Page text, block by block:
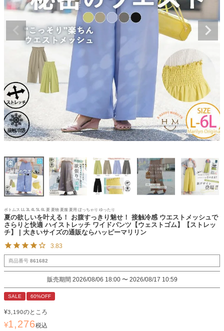
ボトムス LL 3L 4L 5L 6L 夏 夏物 夏服 夏用 ぽっちゃり ゆったり
夏の欲しいを叶える！ お腹すっきり魅せ！ 接触冷感 ウエストメッシュで
さらりと快適 ハイストレッチ ワイドパンツ【ウェストゴム】【ストレッ
チ】 | 大きいサイズの通販ならハッピーマリリン
3.83
商品番号 861682
販売期間 2026/08/06 18:00 〜 2026/08/17 10:59
SALE 60%OFF
¥3,190のところ
¥1,276税込